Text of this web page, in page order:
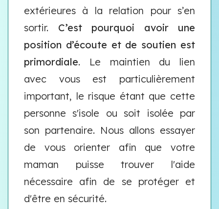
extérieures à la relation pour s’en
sortir. C’est pourquoi avoir une
position d’écoute et de soutien est
primordiale. Le maintien du lien
avec vous est particulièrement
important, le risque étant que cette
personne s'isole ou soit isolée par
son partenaire. Nous allons essayer
de vous orienter afin que votre
maman puisse trouver l'aide
nécessaire afin de se protéger et
d'être en sécurité.